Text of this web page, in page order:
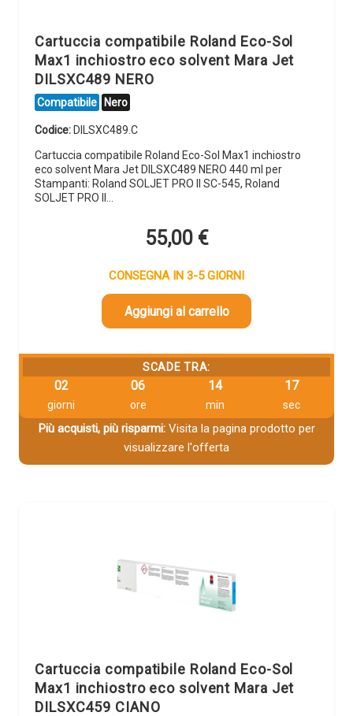
Cartuccia compatibile Roland Eco-Sol
Max1 inchiostro eco solvent Mara Jet
DILSXC489 NERO
Compatibile Nero
Codice: DILSXC489.C
Cartuccia compatibile Roland Eco-Sol Max1 inchiostro
eco solvent Mara Jet DILSXC489 NERO 440 ml per
Stampanti: Roland SOLJET PRO II SC-545, Roland
SOLJET PRO II…
55,00 €
CONSEGNA IN 3-5 GIORNI
Aggiungi al carrello
SCADE TRA:
02
giorni
06
ore
14
min
16
sec
Più acquisti, più risparmi:Visita la pagina prodotto per
visualizzare l'offerta
Cartuccia compatibile Roland Eco-Sol
Max1 inchiostro eco solvent Mara Jet
DILSXC459 CIANO